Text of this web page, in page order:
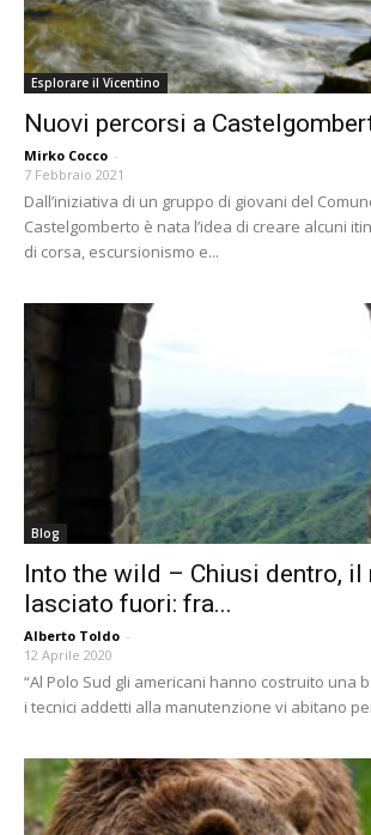
Esplorare il Vicentino
Nuovi percorsi a
Mirko Cocco -
7 Febbraio 2021
Dall’iniziativa di un gruppo di giovani del
Castelgomberto è nata l’idea di creare alcuni
di corsa, escursionismo e...
Blog
Into the wild – Chiusi dentro, il
lasciato fuori: fra...
Alberto Toldo -
12 Aprile 2020
“Al Polo Sud gli americani hanno costruito una
i tecnici addetti alla manutenzione vi abitano